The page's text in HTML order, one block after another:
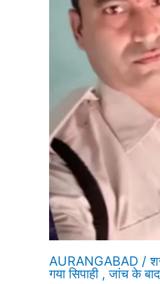
AURANGABAD /
गया सिपाही , जांच के